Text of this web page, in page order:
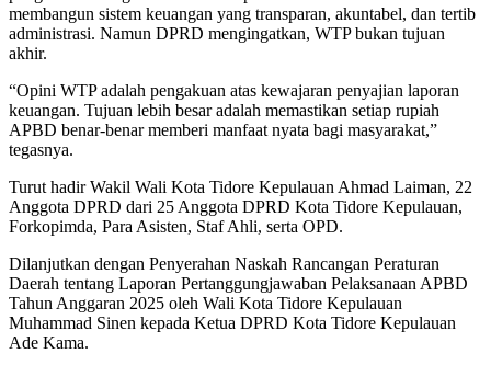
membangun sistem keuangan yang transparan, akuntabel, dan tertib
administrasi. Namun DPRD mengingatkan, WTP bukan tujuan
akhir.
“Opini WTP adalah pengakuan atas kewajaran penyajian laporan
keuangan. Tujuan lebih besar adalah memastikan setiap rupiah
APBD benar-benar memberi manfaat nyata bagi masyarakat,”
tegasnya.
Turut hadir Wakil Wali Kota Tidore Kepulauan Ahmad Laiman, 22
Anggota DPRD dari 25 Anggota DPRD Kota Tidore Kepulauan,
Forkopimda, Para Asisten, Staf Ahli, serta OPD.
Dilanjutkan dengan Penyerahan Naskah Rancangan Peraturan
Daerah tentang Laporan Pertanggungjawaban Pelaksanaan APBD
Tahun Anggaran 2025 oleh Wali Kota Tidore Kepulauan
Muhammad Sinen kepada Ketua DPRD Kota Tidore Kepulauan
Ade Kama.